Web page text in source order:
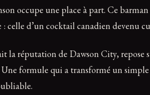
occupe une place à part. Ce
: celle d’un cocktail canadien devenu
la réputation de Dawson City,
Une formule qui a transformé un